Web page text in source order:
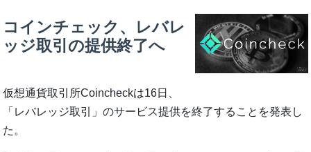
コインチェック、レバレ
ッジ取引の提供終了へ
仮想通貨取引所Coincheckは16日、
「レバレッジ取引」のサービス提供を終了することを発表し
た。